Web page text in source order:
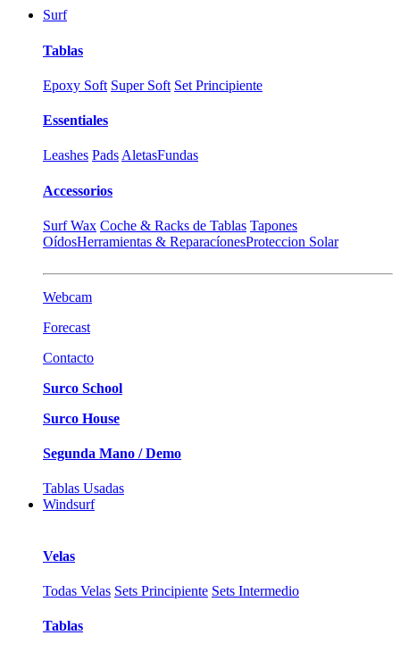
Surf
Tablas
Epoxy Soft Super Soft Set Principiente
Essentiales
Leashes Pads AletasFundas
Accessorios
Surf Wax Coche & Racks de Tablas Tapones
OídosHerramientas & ReparacíonesProteccion Solar
Webcam
Forecast
Contacto
Surco School
Surco House
Segunda Mano / Demo
Tablas Usadas
Windsurf
Velas
Todas Velas Sets Principiente Sets Intermedio
Tablas